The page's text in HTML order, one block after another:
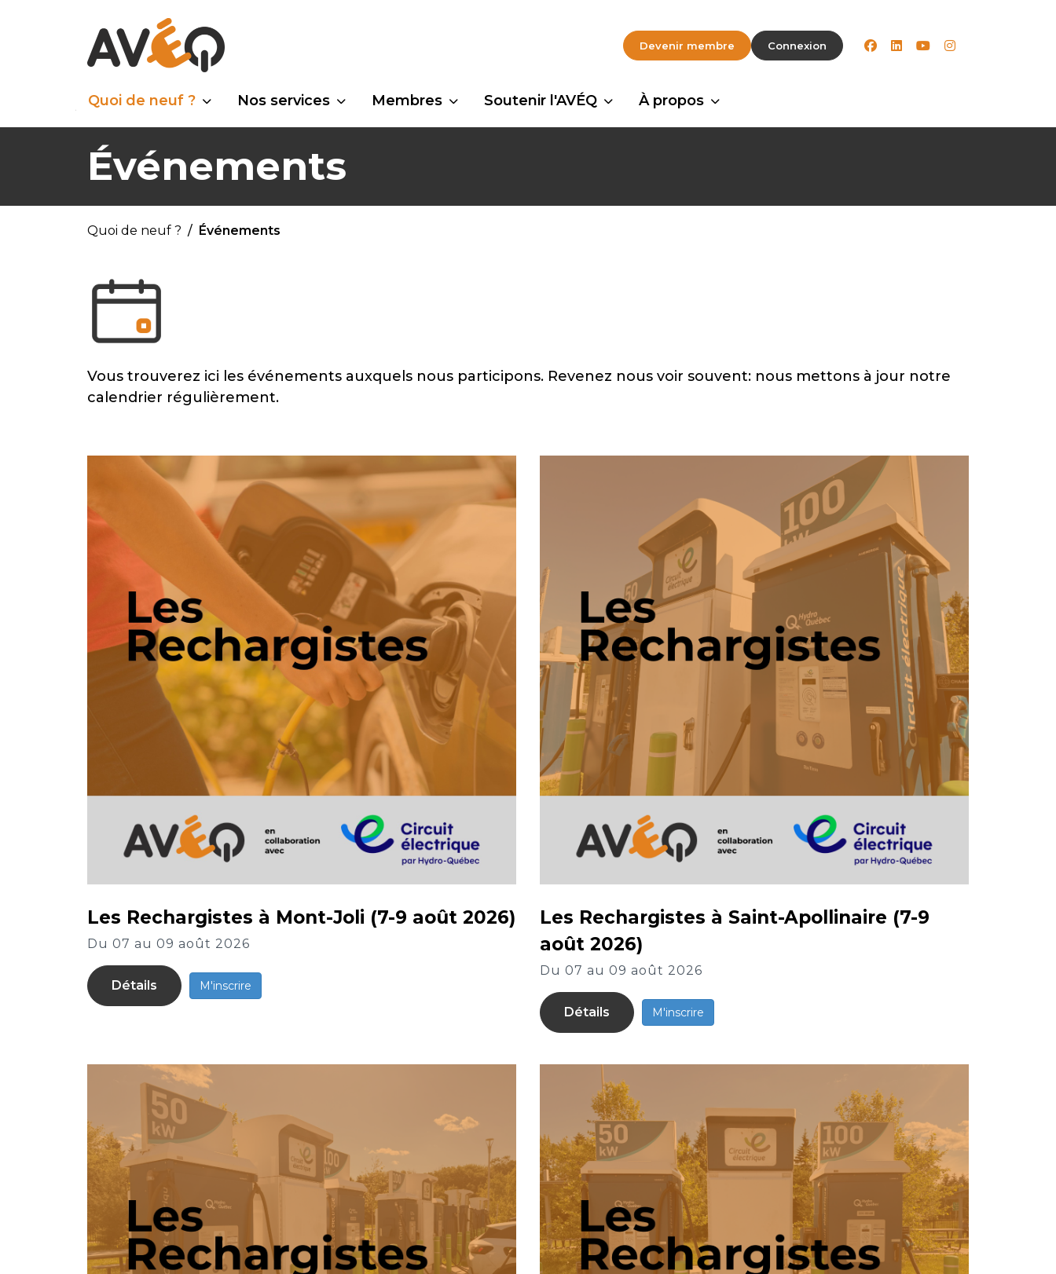
Devenir membre Connexion facebook
linkedinyoutubeinstagram
Quoi de neuf ? Nos services Membres Soutenir l'AVÉQ À propos
Événements
Quoi de neuf ? Événements
Vous trouverez ici les événements auxquels nous participons. Revenez nous voir souvent: nous mettons à jour notre
calendrier régulièrement.
Les Rechargistes à Mont-Joli (7-9 août 2026)
Du 07 au 09 août 2026
Détails M'inscrire
Les Rechargistes à Saint-Apollinaire (7-9
août 2026)
Du 07 au 09 août 2026
Détails M'inscrire